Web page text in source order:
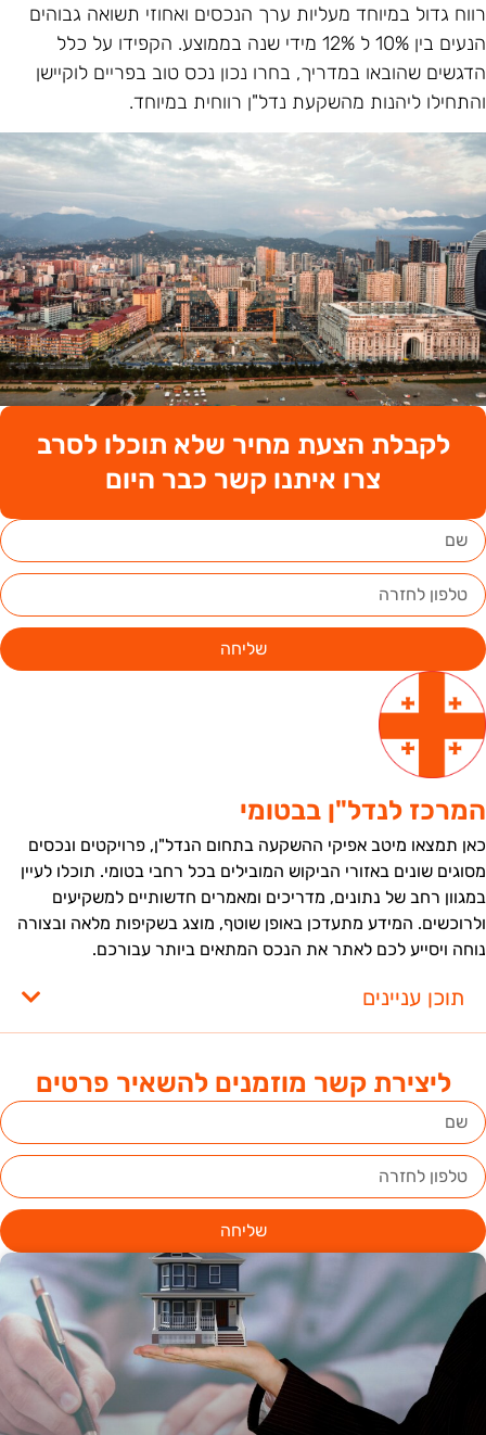
ליצירת קשר מוזמנים להשאיר פרטים
שליחה
גדול במיוחד מעליות ערך הנכסים ואחוזי תשואה גבוהים
הנעים בין 10% ל 12% מידי שנה בממוצע. הקפידו על כלל
שהובאו במדריך, בחרו נכון נכס טוב בפריים לוקיישן
ליהנות מהשקעת נדל"ן רווחית במיוחד.
לקבלת הצעת מחיר שלא תוכלו לסרב
צרו איתנו קשר כבר היום
שליחה
לנדל"ן בבטומי
תמצאו מיטב אפיקי ההשקעה בתחום הנדל"ן, פרויקטים ונכסים
שונים באזורי הביקוש המובילים בכל רחבי בטומי. תוכלו לעיין
רחב של נתונים, מדריכים ומאמרים חדשותיים למשקיעים
המידע מתעדכן באופן שוטף, מוצג בשקיפות מלאה ובצורה
ויסייע לכם לאתר את הנכס המתאים ביותר עבורכם.
תוכן עניינים